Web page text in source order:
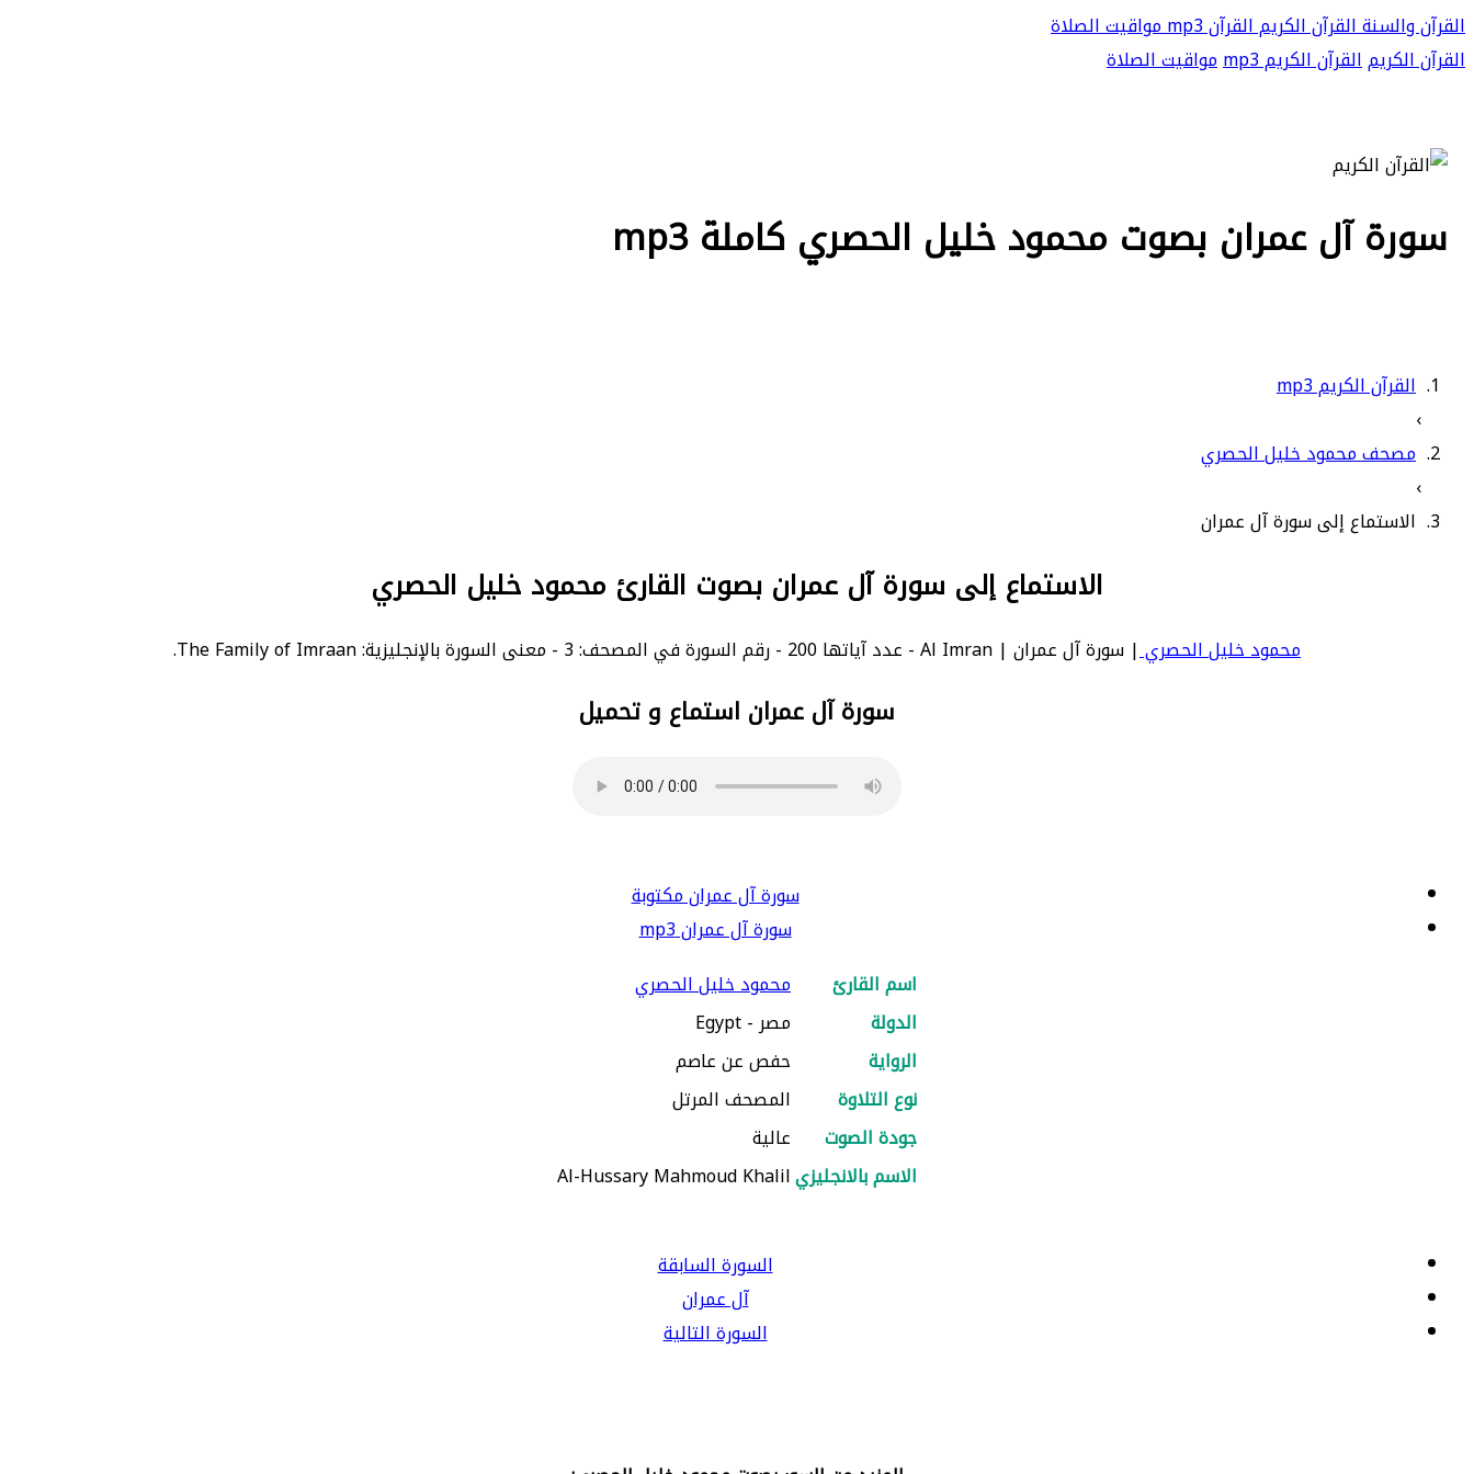
القرآن والسنةالقرآن الكريمالقرآن mp3
مواقيت الصلاة
القرآن الكريمالقرآن الكريم mp3 مواقيت الصلاة
سورة آل عمران بصوت محمود خليل الحصري كاملة mp3
القرآن الكريم mp3
›
مصحف محمود خليل الحصري
›
الاستماع إلى سورة آل عمران
الاستماع إلى سورة آل عمران بصوت القارئ محمود خليل الحصري
محمود خليل الحصري| سورة آل عمران | Al Imran - عدد آياتها 200 - رقم السورة في المصحف: 3 - معنى السورة بالإنجليزية: The Family of Imraan.
سورة آل عمران استماع و تحميل
سورة آل عمران مكتوبة
سورة آل عمران mp3
اسم القارئ
محمود خليل الحصري
الدولة
مصر - Egypt
الرواية
حفص عن عاصم
نوع التلاوة
المصحف المرتل
جودة الصوت
عالية
الاسم بالانجليزيAl-Hussary Mahmoud Khalil
السورة السابقة
آل عمران
السورة التالية